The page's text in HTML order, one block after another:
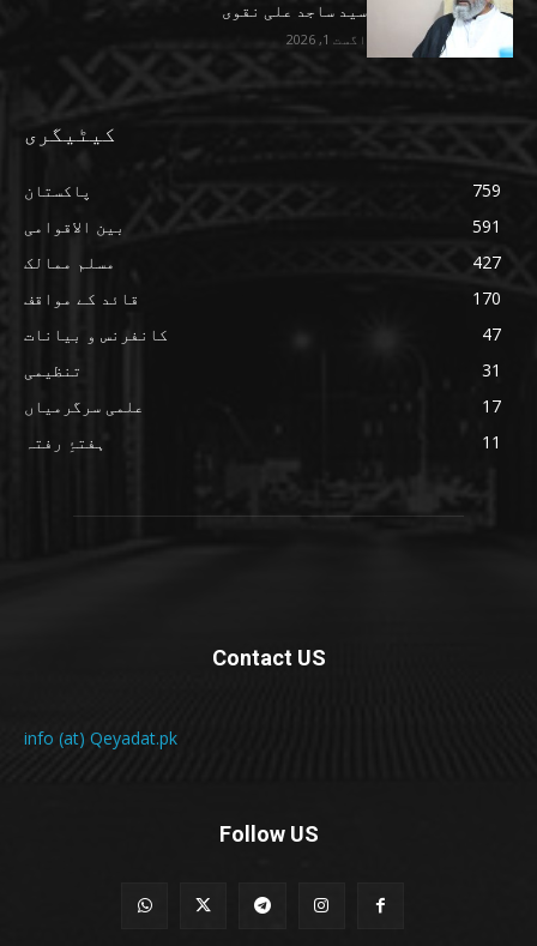
سید ساجد علی نقوی
اگست 1, 2026
کیٹیگری
پاکستان
759
بین الاقوامی
591
مسلم ممالک
427
قائد کے مواقف
170
کانفرنس و بیانات
47
تنظیمی
31
علمی سرگرمیاں
17
ہفتۂِ رفتہ
11
Contact US
info (at) Qeyadat.pk
Follow US